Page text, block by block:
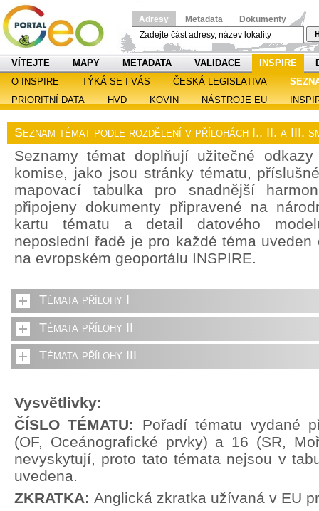
Adresy Metadata Dokumenty
VÍTEJTE MAPY METADATA VALIDACE INSPIRE
O INSPIRE
TÝKÁ SE I VÁS ČESKÁ LEGISLATIVA
PRIORITNÍ DATA
HVD KOVIN NÁSTROJE EU
Seznam témat podle rozdělení v přílohách I., II. a III.
Seznamy témat doplňují užitečné
komise, jako jsou stránky tématu,
mapovací tabulka pro snadnější
připojeny dokumenty připravené na
kartu tématu a detail datového
neposlední řadě je pro každé téma
na evropském geoportálu INSPIRE.
Témata přílohy I
Témata přílohy II
Témata přílohy III
Vysvětlivky:
ČÍSLO TÉMATU: Pořadí tématu vydané
(OF, Oceánografické prvky) a 16 (SR,
nevyskytují, proto tato témata nejsou v
uvedena.
ZKRATKA: Anglická zkratka užívaná v EU